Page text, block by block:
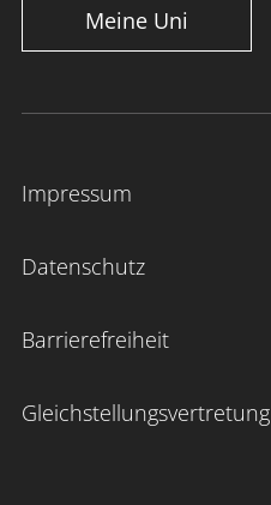
Meine Uni
Impressum
Datenschutz
Barrierefreiheit
Gleichstellungsvertretung